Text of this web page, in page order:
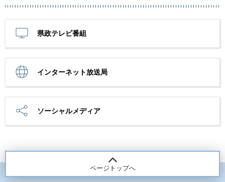
県政テレビ番組
インターネット放送局
ソーシャルメディア
ページトップへ